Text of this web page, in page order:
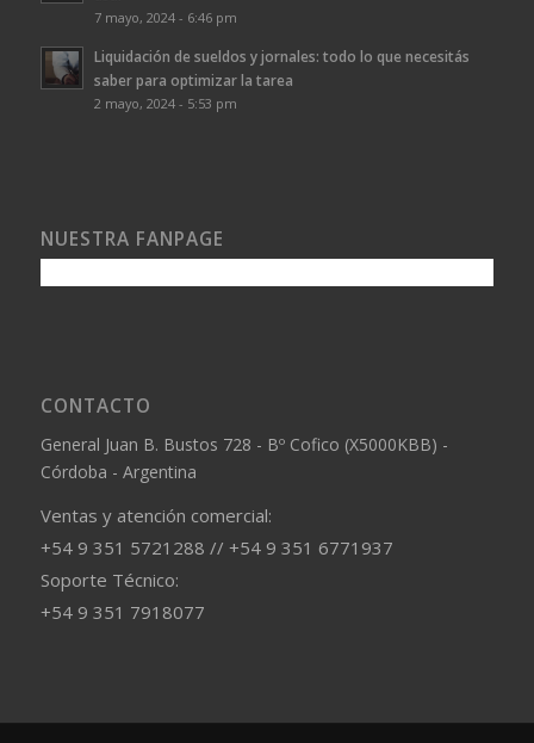
7 mayo, 2024 - 6:46 pm
Liquidación de sueldos y jornales: todo lo que necesitás
saber para optimizar la tarea
2 mayo, 2024 - 5:53 pm
NUESTRA FANPAGE
CONTACTO
General Juan B. Bustos 728 - Bº Cofico (X5000KBB) -
Córdoba - Argentina
Ventas y atención comercial:
+54 9 351 5721288 // +54 9 351 6771937
Soporte Técnico:
+54 9 351 7918077